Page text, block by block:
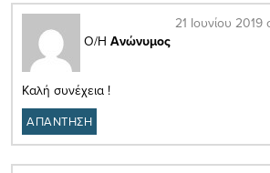
Ο/Η Ανώνυμος
21 Ιουνίου 2019
Καλή συνέχεια !
ΑΠΑΝΤΗΣΗ